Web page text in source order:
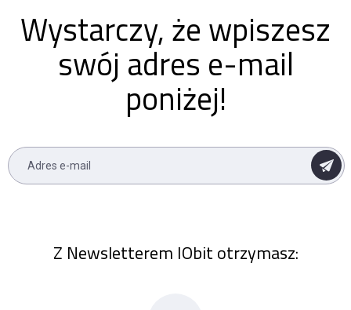
Pomoc
Wystarczy, że wpiszesz
swój adres e-mail
poniżej!
Z Newsletterem IObit otrzymasz: